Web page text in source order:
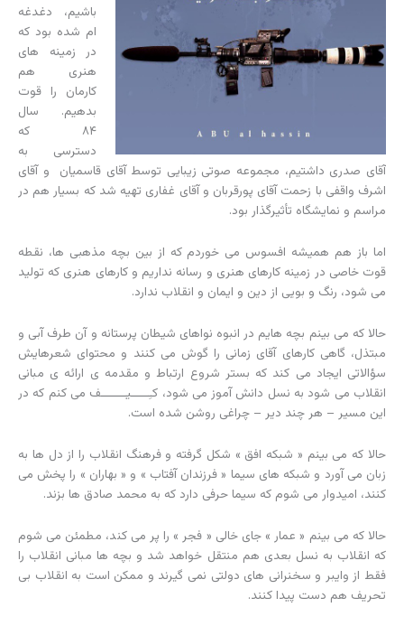
باشیم، دغدغه
ام شده بود که
در زمینه های
هنری هم
کارمان را قوت
بدهیم. سال
۸۴ که
دسترسی به
آقای صدری داشتیم، مجموعه صوتی زیبایی توسط آقای قاسمیان و آقای
اشرف واقفی با زحمت آقای پورقربان و آقای غفاری تهیه شد که بسیار هم در
مراسم و نمایشگاه تأثیرگذار بود.
اما باز هم همیشه افسوس می خوردم که از بین بچه مذهبی ها، نقطه
قوت خاصی در زمینه کارهای هنری و رسانه نداریم و کارهای هنری که تولید
می شود، رنگ و بویی از دین و ایمان و انقلاب ندارد.
حالا که می بینم بچه هایم در انبوه نواهای شیطان پرستانه و آن طرف آبی و
مبتذل، گاهی کارهای آقای زمانی را گوش می کنند و محتوای شعرهایش
سؤالاتی ایجاد می کند که بستر شروع ارتباط و مقدمه ی ارائه ی مبانی
انقلاب می شود به نسل دانش آموز می شود، کـِـــــیـــــــف می کنم که در
این مسیر – هر چند دیر – چراغی روشن شده است.
حالا که می بینم « شبکه افق » شکل گرفته و فرهنگ انقلاب را از دل ها به
زبان می آورد و شبکه های سیما « فرزندان آفتاب » و « بهاران » را پخش می
کنند، امیدوار می شوم که سیما حرفی دارد که به محمد صادق ها بزند.
حالا که می بینم « عمار » جای خالی « فجر » را پر می کند، مطمئن می شوم
که انقلاب به نسل بعدی هم منتقل خواهد شد و بچه ها مبانی انقلاب را
فقط از وایبر و سخنرانی های دولتی نمی گیرند و ممکن است به انقلاب بی
تحریف هم دست پیدا کنند.